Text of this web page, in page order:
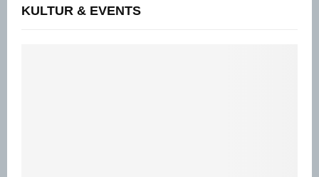
KULTUR & EVENTS